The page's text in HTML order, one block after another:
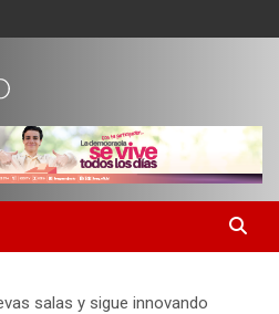
salas y sigue innovando